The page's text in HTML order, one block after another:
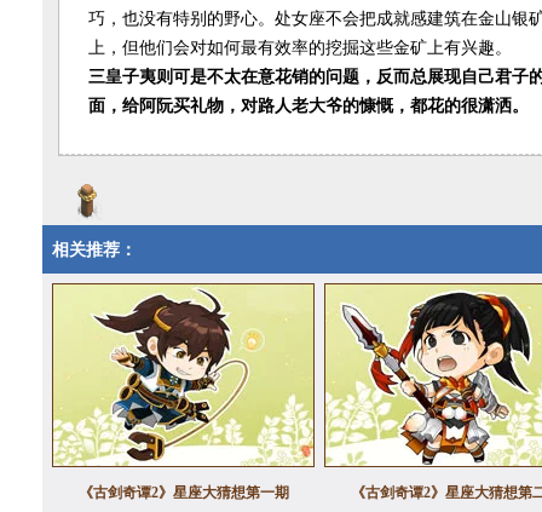
巧，也没有特别的野心。处女座不会把成就感建筑在金山银
上，但他们会对如何最有效率的挖掘这些金矿上有兴趣。
三皇子夷则可是不太在意花销的问题，反而总展现自己君子
面，给阿阮买礼物，对路人老大爷的慷慨，都花的很潇洒。
相关推荐：
《古剑奇谭2》星座大猜想第一期 《古剑奇谭2》星座大猜想第